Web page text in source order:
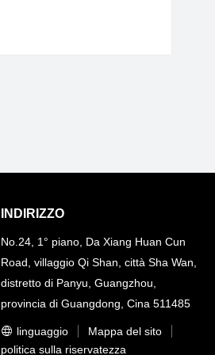
INDIRIZZO
No.24, 1° piano, Da Xiang Huan Cun
Road, villaggio Qi Shan, città Sha Wan,
distretto di Panyu, Guangzhou,
provincia di Guangdong, Cina 511485
linguaggio
Mappa del sito
politica sulla riservatezza